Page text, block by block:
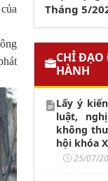
Tháng 5/
CHỈ ĐẠO
HÀNH
Lấy ý
luật,
không
hội khóa
25/07/